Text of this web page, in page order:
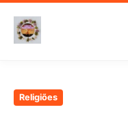
PularReligiões